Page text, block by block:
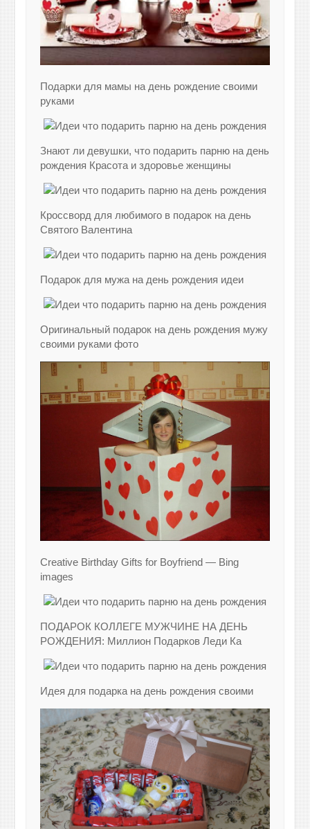
Подарки для мамы на день рождение своими
руками
Знают ли девушки, что подарить парню на день
рождения Красота и здоровье женщины
Кроссворд для любимого в подарок на день
Святого Валентина
Подарок для мужа на день рождения идеи
Оригинальный подарок на день рождения мужу
своими руками фото
Creative Birthday Gifts for Boyfriend — Bing
images
ПОДАРОК КОЛЛЕГЕ МУЖЧИНЕ НА ДЕНЬ
РОЖДЕНИЯ: Миллион Подарков Леди Ка
Идея для подарка на день рождения своими